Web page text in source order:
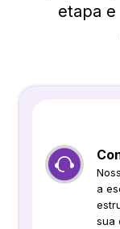
etapa
a
sua